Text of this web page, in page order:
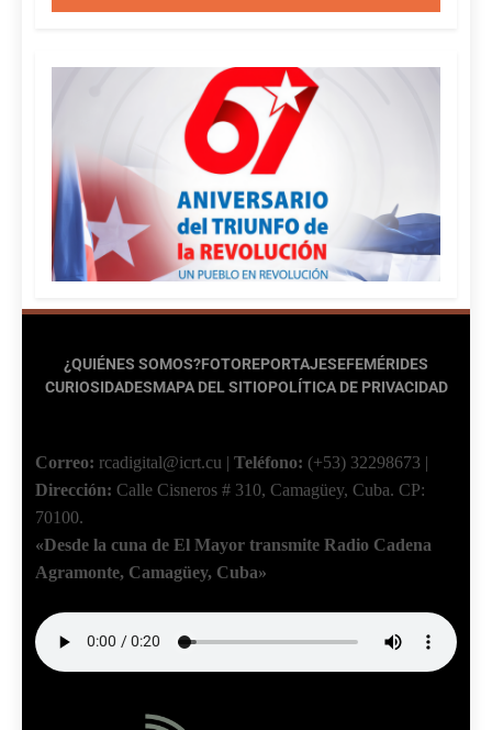
¿QUIÉNES SOMOS?FOTOREPORTAJESEFEMÉRIDES
CURIOSIDADESMAPA DEL SITIOPOLÍTICA DE PRIVACIDAD
Correo: rcadigital@icrt.cu | Teléfono: (+53) 32298673 |
Dirección: Calle Cisneros # 310, Camagüey, Cuba. CP:
70100.
«Desde la cuna de El Mayor transmite Radio Cadena
Agramonte, Camagüey, Cuba»